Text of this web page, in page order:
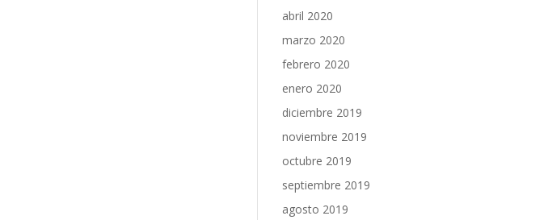
abril 2020
marzo 2020
febrero 2020
enero 2020
diciembre 2019
noviembre 2019
octubre 2019
septiembre 2019
agosto 2019